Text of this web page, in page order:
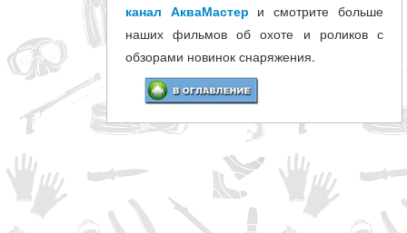
канал АкваМастер и смотрите больше
наших фильмов об охоте и роликов с
обзорами новинок снаряжения.